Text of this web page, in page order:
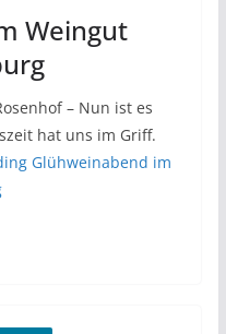
Weingut
– Nun ist es
hat uns im Griff.
Glühweinabend im